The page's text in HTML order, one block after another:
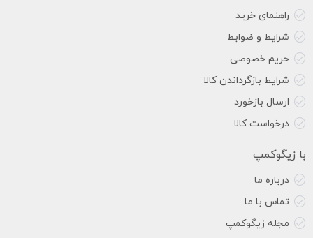
راهنمای خرید
شرایط و ضوابط
حریم خصوصی
شرایط بازگرداندن کالا
ارسال بازخورد
درخواست کالا
با زیگوکمپ
درباره ما
تماس با ما
مجله زیگوکمپ